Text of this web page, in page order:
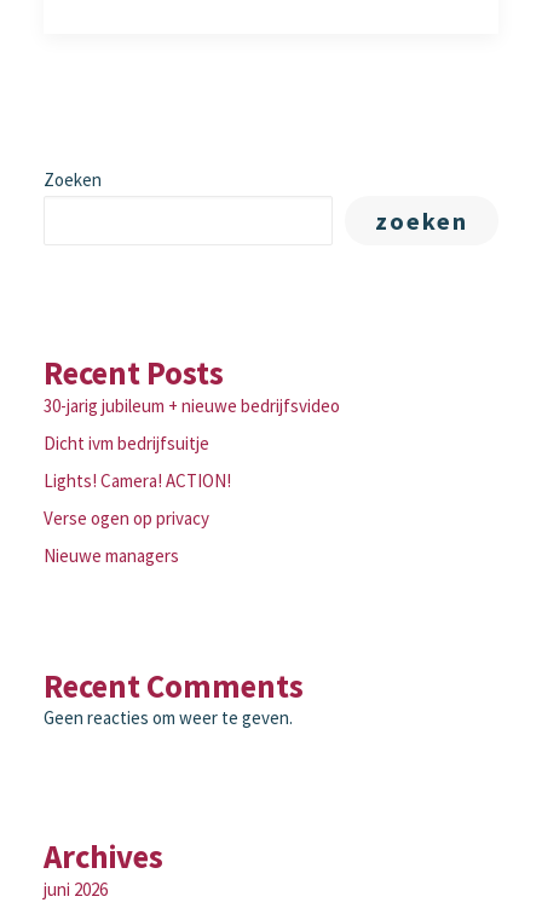
Zoeken
zoeken
Recent Posts
30-jarig jubileum + nieuwe bedrijfsvideo
Dicht ivm bedrijfsuitje
Lights! Camera! ACTION!
Verse ogen op privacy
Nieuwe managers
Recent Comments
Geen reacties om weer te geven.
Archives
juni 2026